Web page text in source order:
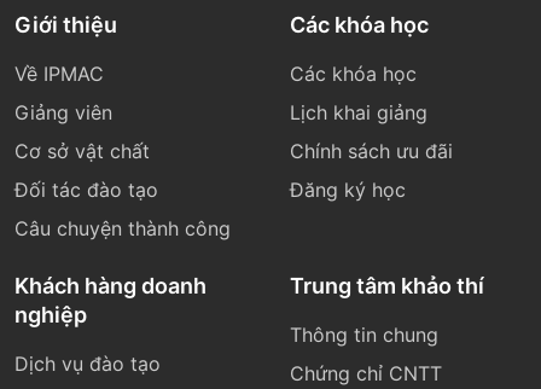
Giới thiệu
Về IPMAC
Giảng viên
Cơ sở vật chất
Đối tác đào tạo
Câu chuyện thành công
Các khóa học
Các khóa học
Lịch khai giảng
Chính sách ưu đãi
Đăng ký học
Khách hàng doanh
nghiệp
Dịch vụ đào tạo
Trung tâm khảo thí
Thông tin chung
Chứng chỉ CNTT